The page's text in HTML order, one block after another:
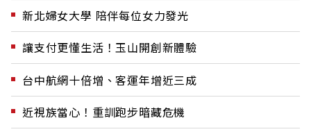
新北婦女大學 陪伴每位女力發光
讓支付更懂生活！玉山開創新體驗
台中航網十倍增、客運年增近三成
近視族當心！重訓跑步暗藏危機